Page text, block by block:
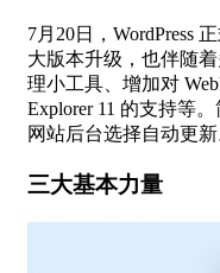
7月20日，WordPress
大版本升级，也伴随
理小工具、增加对
Explorer 11 的支持等
网站后台选择自动更新
三大基本力量